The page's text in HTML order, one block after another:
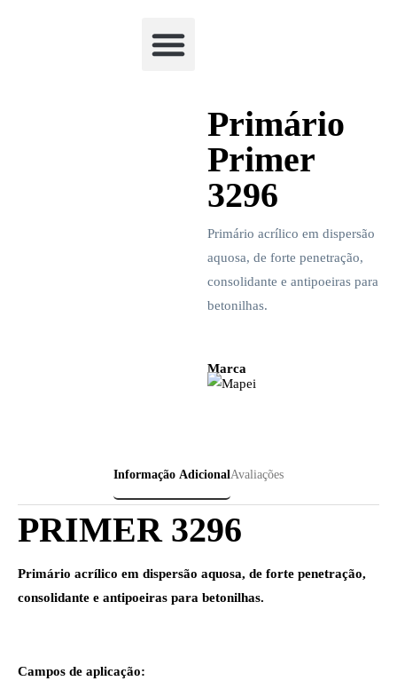
Primário
Primer
3296
Primário acrílico em dispersão
aquosa, de forte penetração,
consolidante e antipoeiras para
betonilhas.
Marca
Informação AdicionalAvaliações
PRIMER 3296
Primário acrílico em dispersão aquosa, de forte penetração,
consolidante e antipoeiras para betonilhas.
Campos de aplicação: